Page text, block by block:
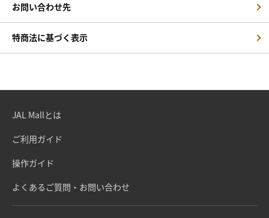
お問い合わせ先
特商法に基づく表示
JAL Mallとは
ご利用ガイド
操作ガイド
よくあるご質問・お問い合わせ